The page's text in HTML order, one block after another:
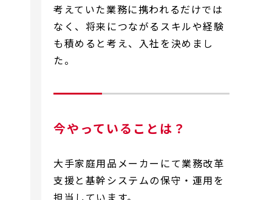
考えていた業務に携われるだけでは
なく、将来につながるスキルや経験
も積めると考え、入社を決めまし
た。
今やっていることは？
大手家庭用品メーカーにて業務改革
支援と基幹システムの保守・運用を
担当しています。